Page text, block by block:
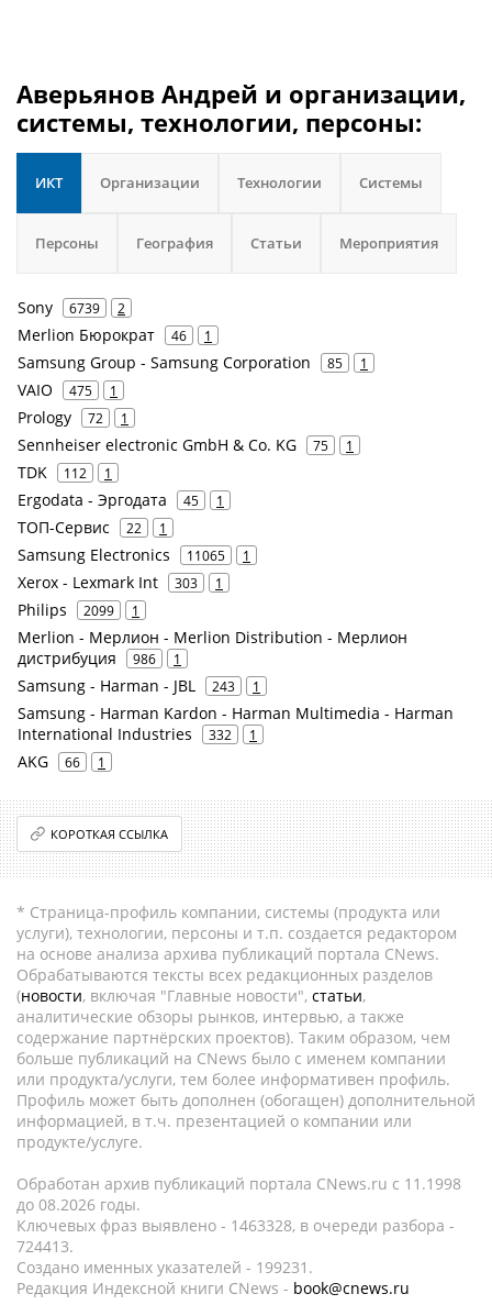
Аверьянов Андрей и организации,
системы, технологии, персоны:
ИКТ Организации Технологии Системы
Персоны География Статьи Мероприятия
Sony 6739 2
Merlion Бюрократ 46 1
Samsung Group - Samsung Corporation 85 1
VAIO 475 1
Prology 72 1
Sennheiser electronic GmbH & Co. KG 75 1
TDK 112 1
Ergodata - Эргодата 45 1
ТОП-Сервис 22 1
Samsung Electronics 11065 1
Xerox - Lexmark Int 303 1
Philips 2099 1
Merlion - Мерлион - Merlion Distribution - Мерлион
дистрибуция
986 1
Samsung - Harman - JBL 243 1
Samsung - Harman Kardon - Harman Multimedia - Harman
International Industries
332 1
AKG 66 1
КОРОТКАЯ ССЫЛКА
* Страница-профиль компании, системы (продукта или
услуги), технологии, персоны и т.п. создается редактором
на основе анализа архива публикаций портала CNews.
Обрабатываются тексты всех редакционных разделов
(новости, включая "Главные новости", статьи,
аналитические обзоры рынков, интервью, а также
содержание партнёрских проектов). Таким образом, чем
больше публикаций на CNews было с именем компании
или продукта/услуги, тем более информативен профиль.
Профиль может быть дополнен (обогащен) дополнительной
информацией, в т.ч. презентацией о компании или
продукте/услуге.
Обработан архив публикаций портала CNews.ru c 11.1998
до 08.2026 годы.
Ключевых фраз выявлено - 1463328, в очереди разбора -
724413.
Создано именных указателей - 199231.
Редакция Индексной книги CNews - book@cnews.ru